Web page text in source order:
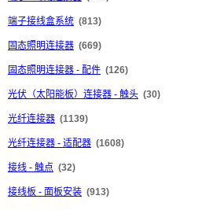
端子接线盒系统 (813)
固态照明连接器 (669)
固态照明连接器 - 配件 (126)
光伏（太阳能板）连接器 - 触头 (30)
光纤连接器 (1139)
光纤连接器 - 适配器 (1608)
接线 - 触点 (32)
接线板 - 面板安装 (913)